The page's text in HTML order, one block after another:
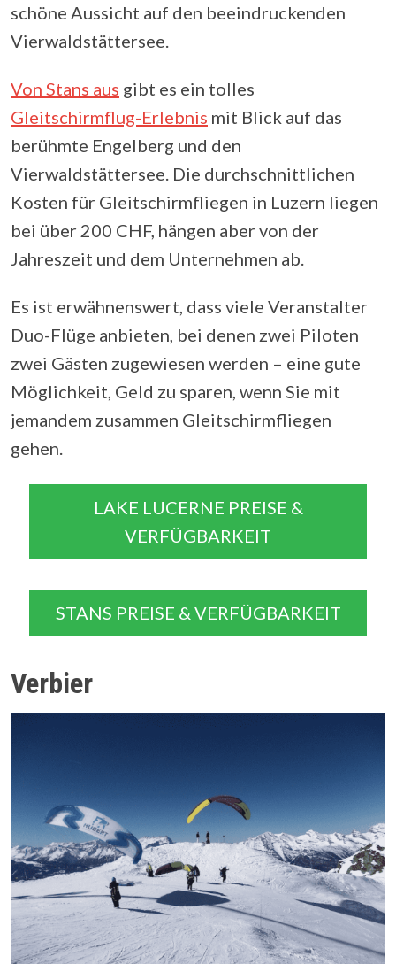
schöne Aussicht auf den beeindruckenden
Vierwaldstättersee.
Von Stans aus gibt es ein tolles
Gleitschirmflug-Erlebnis mit Blick auf das
berühmte Engelberg und den
Vierwaldstättersee. Die durchschnittlichen
Kosten für Gleitschirmfliegen in Luzern liegen
bei über 200 CHF, hängen aber von der
Jahreszeit und dem Unternehmen ab.
Es ist erwähnenswert, dass viele Veranstalter
Duo-Flüge anbieten, bei denen zwei Piloten
zwei Gästen zugewiesen werden – eine gute
Möglichkeit, Geld zu sparen, wenn Sie mit
jemandem zusammen Gleitschirmfliegen
gehen.
LAKE LUCERNE PREISE &
VERFÜGBARKEIT
STANS PREISE & VERFÜGBARKEIT
Verbier